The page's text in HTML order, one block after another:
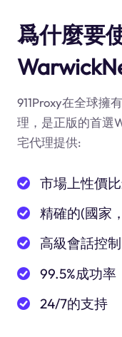
爲什麼要
911Proxy在全球擁
理，是正版的首選
宅代理提供:
市場上性價
精確的(國家
高級會話控制
99.5%成功率
24/7的支持